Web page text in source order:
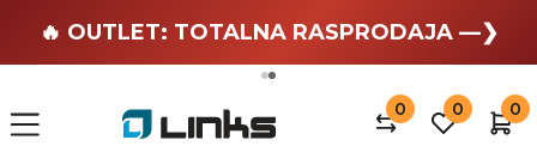
🏄 Zaslužuješ odmor —❯
🔥 OUTLET: TOTALNA RASPRODAJA —❯
0 0 0